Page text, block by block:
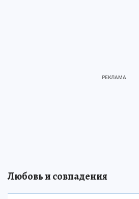
Любовь и совпадения